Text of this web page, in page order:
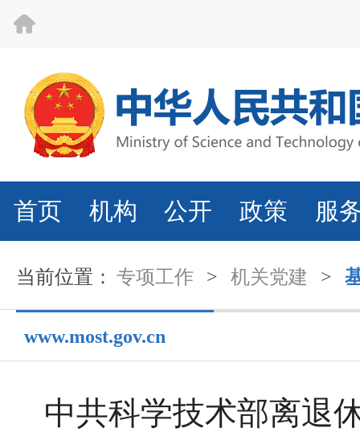
首页 机构 公开 政策 服
当前位置： 专项工作 > 机关党建 >
www.most.gov.cn
中共科学技术部离退